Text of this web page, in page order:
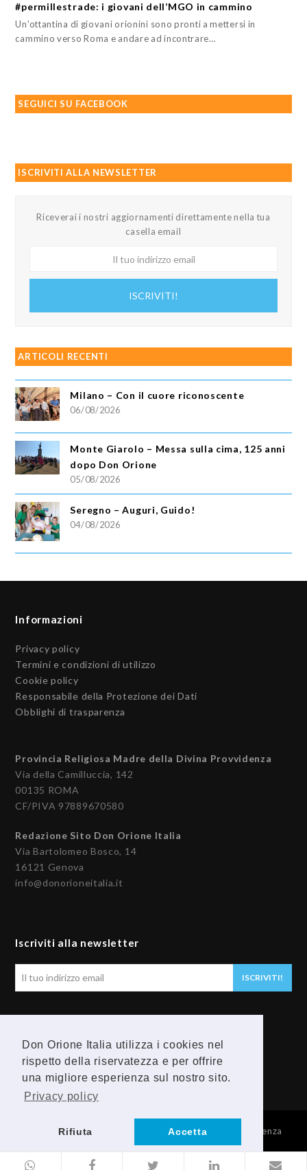
Don Orione Italia utilizza i cookies nel
rispetto della riservatezza e per offrire
una migliore esperienza sul nostro sito.
Privacy policy
Rifiuta Accetta
#permillestrade: i giovani dell’MGO in cammino
Un'ottantina di giovani orionini sono pronti a mettersi in
cammino verso Roma e andare ad incontrare…
SEGUICI SU FACEBOOK
ISCRIVITI ALLA NEWSLETTER
Riceverai i nostri aggiornamenti direttamente nella tua
casella email
ISCRIVITI!
ARTICOLI RECENTI
Milano – Con il cuore riconoscente
06/08/2026
Monte Giarolo – Messa sulla cima, 125 anni
dopo Don Orione
05/08/2026
Seregno – Auguri, Guido!
04/08/2026
Informazioni
Privacy policy
Termini e condizioni di utilizzo
Cookie policy
Responsabile della Protezione dei Dati
Obblighi di trasparenza
Provincia Religiosa Madre della Divina Provvidenza
Via della Camilluccia, 142
00135 ROMA
CF/PIVA 97889670580
Redazione Sito Don Orione Italia
Via Bartolomeo Bosco, 14
16121 Genova
info@donorioneitalia.it
Iscriviti alla newsletter
ISCRIVITI!
F
b
Y
o
t
© 2026 Provincia Religiosa Madre della Divina Provvidenza